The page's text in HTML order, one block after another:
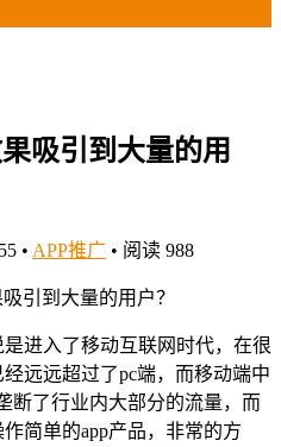
吸引到大量的用
• APP推广 • 阅读 988
进入了移动互联网时代，在很
远远超过了pc端，而移动端中
断了行业内大部分的流量，而
简单的app产品，非常的方